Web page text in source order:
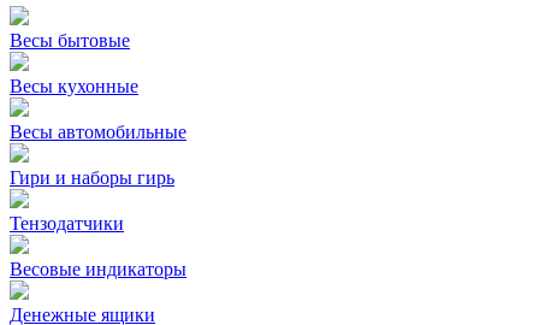
Весы бытовые
Весы кухонные
Весы автомобильные
Гири и наборы гирь
Тензодатчики
Весовые индикаторы
Денежные ящики